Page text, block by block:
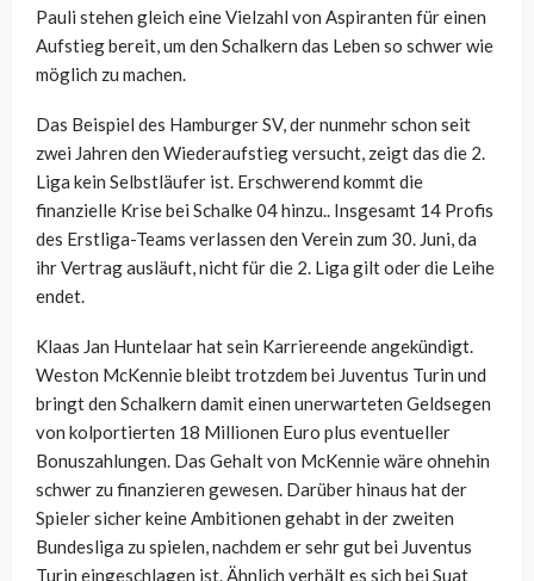
Pauli stehen gleich eine Vielzahl von Aspiranten für einen
Aufstieg bereit, um den Schalkern das Leben so schwer wie
möglich zu machen.
Das Beispiel des Hamburger SV, der nunmehr schon seit
zwei Jahren den Wiederaufstieg versucht, zeigt das die 2.
Liga kein Selbstläufer ist. Erschwerend kommt die
finanzielle Krise bei Schalke 04 hinzu.. Insgesamt 14 Profis
des Erstliga-Teams verlassen den Verein zum 30. Juni, da
ihr Vertrag ausläuft, nicht für die 2. Liga gilt oder die Leihe
endet.
Klaas Jan Huntelaar hat sein Karriereende angekündigt.
Weston McKennie bleibt trotzdem bei Juventus Turin und
bringt den Schalkern damit einen unerwarteten Geldsegen
von kolportierten 18 Millionen Euro plus eventueller
Bonuszahlungen. Das Gehalt von McKennie wäre ohnehin
schwer zu finanzieren gewesen. Darüber hinaus hat der
Spieler sicher keine Ambitionen gehabt in der zweiten
Bundesliga zu spielen, nachdem er sehr gut bei Juventus
Turin eingeschlagen ist. Ähnlich verhält es sich bei Suat